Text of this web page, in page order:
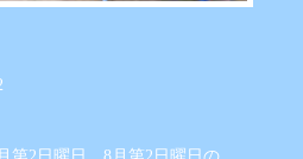
第2日曜日、8月第2日曜日の